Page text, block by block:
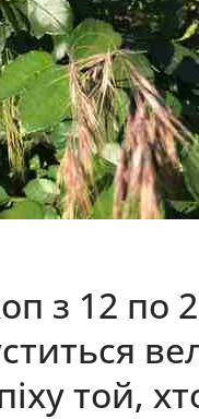
з 12 по
той,